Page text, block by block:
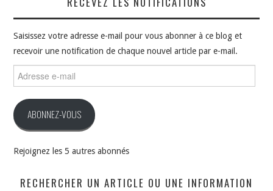
Saisissez votre adresse e-mail pour vous abonner à ce blog et
recevoir une notification de chaque nouvel article par e-mail.
e-
ABONNEZ-VOUS
Rejoignez les 5 autres abonnés
RECHERCHER UN ARTICLE OU UNE INFORMATION